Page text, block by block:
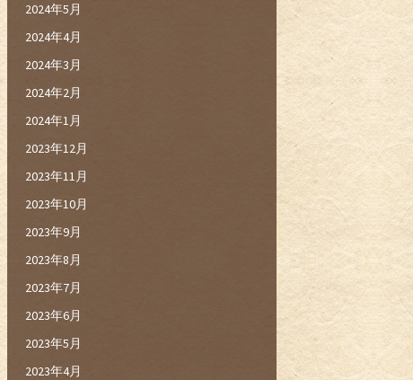
2024年5月
2024年4月
2024年3月
2024年2月
2024年1月
2023年12月
2023年11月
2023年10月
2023年9月
2023年8月
2023年7月
2023年6月
2023年5月
2023年4月